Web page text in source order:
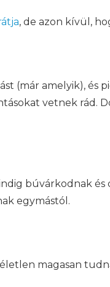
, de azon kívül,
(már amelyik),
vetnek rád.
búvárkodnak
egymástól.
magasan